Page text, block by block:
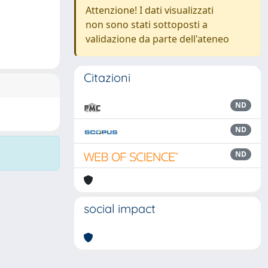
Attenzione! I dati visualizzati
non sono stati sottoposti a
validazione da parte dell'ateneo
Citazioni
ND
ND
ND
social impact